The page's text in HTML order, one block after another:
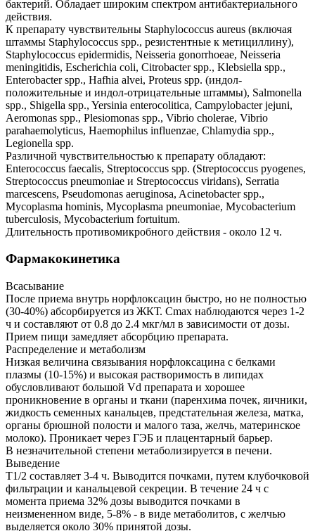
бактерий. Обладает широким спектром антибактериального
действия.
К препарату чувствительны Staphylococcus aureus (включая
штаммы Staphylococcus spp., резистентные к метициллину),
Staphylococcus epidermidis, Neisseria gonorrhoeae, Neisseria
meningitidis, Escherichia coli, Citrobacter spp., Klebsiella spp.,
Enterobacter spp., Hafhia alvei, Proteus spp. (индол-
положительные и индол-отрицательные штаммы), Salmonella
spp., Shigella spp., Yersinia enterocolitica, Campylobacter jejuni,
Aeromonas spp., Plesiomonas spp., Vibrio cholerae, Vibrio
parahaemolyticus, Haemophilus influenzae, Chlamydia spp.,
Legionella spp.
Различной чувствительностью к препарату обладают:
Enterococcus faecalis, Streptococcus spp. (Streptococcus pyogenes,
Streptococcus pneumoniae и Streptococcus viridans), Serratia
marcescens, Pseudomonas aeruginosa, Acinetobacter spp.,
Mycoplasma hominis, Mycoplasma pneumoniae, Mycobacterium
tuberculosis, Mycobacterium fortuitum.
Длительность противомикробного действия - около 12 ч.
Фармакокинетика
Всасывание
После приема внутрь норфлоксацин быстро, но не полностью
(30-40%) абсорбируется из ЖКТ. Cmax наблюдаются через 1-2
ч и составляют от 0.8 до 2.4 мкг/мл в зависимости от дозы.
Прием пищи замедляет абсорбцию препарата.
Распределение и метаболизм
Низкая величина связывания норфлоксацина с белками
плазмы (10-15%) и высокая растворимость в липидах
обусловливают большой Vd препарата и хорошее
проникновение в органы и ткани (паренхима почек, яичники,
жидкость семенных канальцев, предстательная железа, матка,
органы брюшной полости и малого таза, желчь, материнское
молоко). Проникает через ГЭБ и плацентарный барьер.
В незначительной степени метаболизируется в печени.
Выведение
T1/2 составляет 3-4 ч. Выводится почками, путем клубочковой
фильтрации и канальцевой секреции. В течение 24 ч с
момента приема 32% дозы выводится почками в
неизмененном виде, 5-8% - в виде метаболитов, с желчью
выделяется около 30% принятой дозы.